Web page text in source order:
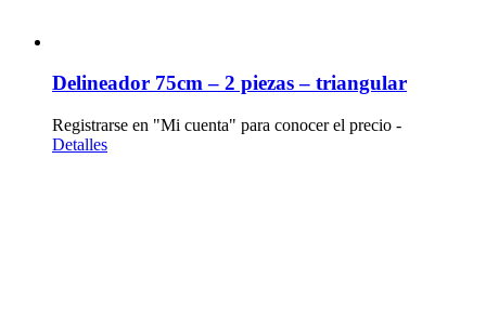
Delineador 75cm – 2 piezas – triangular
Registrarse en "Mi cuenta" para conocer el precio -
Detalles